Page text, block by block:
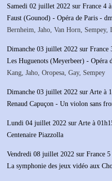
Samedi 02 juillet 2022 sur France 4
Faust (Gounod) - Opéra de Paris -
Bernheim, Jaho, Van Horn, Sempey,
Dimanche 03 juillet 2022 sur France
Les Huguenots (Meyerbeer) -
Kang, Jaho, Oropesa, Gay, Sempey
Dimanche 03 juillet 2022 sur Arte à
Renaud Capuçon - Un violon sans
Lundi 04 juillet 2022 sur Arte à
Centenaire Piazzolla
Vendredi 08 juillet 2022 sur France 5
La symphonie des jeux vidéo aux